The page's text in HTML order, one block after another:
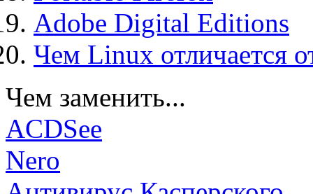
Adobe Digital Editions
Чем Linux отличается
Чем заменить...
ACDSee
Nero